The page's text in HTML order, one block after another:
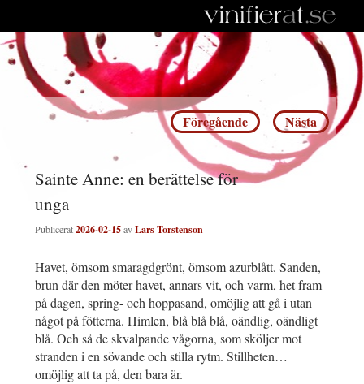
Inläggsnavigering
Föregående Nästa
Sainte Anne: en berättelse för
unga
Publicerat2026-02-15avLars Torstenson
Havet, ömsom smaragdgrönt, ömsom azurblått. Sanden,
brun där den möter havet, annars vit, och varm, het fram
på dagen, spring- och hoppasand, omöjlig att gå i utan
något på fötterna. Himlen, blå blå blå, oändlig, oändligt
blå. Och så de skvalpande vågorna, som sköljer mot
stranden i en sövande och stilla rytm. Stillheten…
omöjlig att ta på, den bara är.